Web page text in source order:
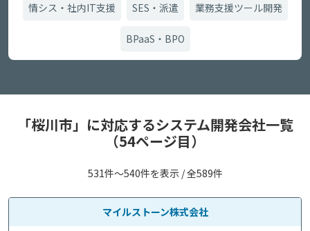
情シス・社内IT支援 SES・派遣 業務支援ツール開発
BPaaS・BPO
「桜川市」に対応するシステム開発会社一覧
（54ページ目）
531件〜540件を表示 / 全589件
マイルストーン株式会社